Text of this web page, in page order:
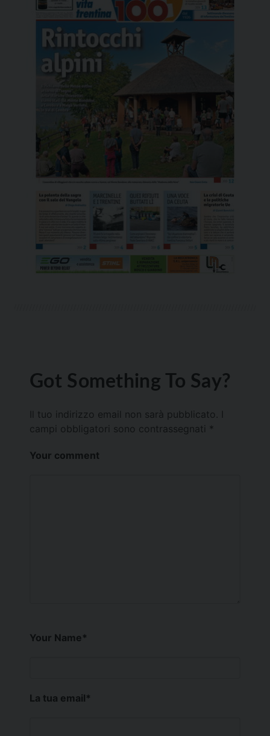
Got Something To Say?
Il tuo indirizzo email non sarà pubblicato.
campi obbligatori sono contrassegnati *
Your comment
Your Name*
La tua email*